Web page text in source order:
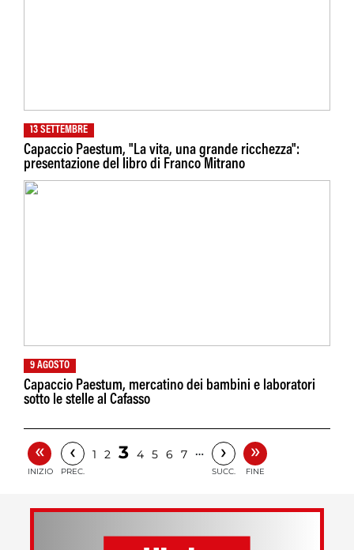
13 SETTEMBRE
Capaccio Paestum, "La vita, una grande ricchezza":
presentazione del libro di Franco Mitrano
9 AGOSTO
Capaccio Paestum, mercatino dei bambini e laboratori
sotto le stelle al Cafasso
«
INIZIO
‹
PREC.
1 2 3 4 5 6 7 … ›
SUCC.
»
FINE